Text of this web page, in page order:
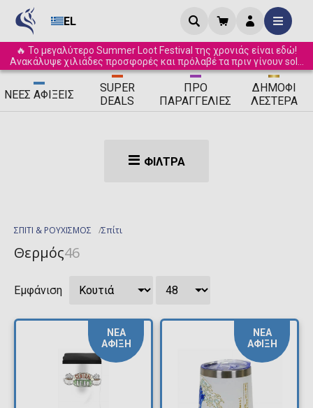
EL
🔥 Το μεγαλύτερο Summer Loot Festival της χρονιάς είναι εδώ!
Ανακάλυψε χιλιάδες προσφορές και πρόλαβέ τα πριν γίνουν sold
out! ☀️
ΝΈΕΣ ΑΦΊΞΕΙΣ
SUPER
DEALS
ΠΡΟ
ΠΑΡΑΓΓΕΛΊΕΣ
ΔΗΜΟΦΙ
ΛΈΣΤΕΡΑ
ΦΊΛΤΡΑ
ΣΠΙΤΙ & ΡΟΥΧΙΣΜΟΣ Σπίτι
Θερμός46
Εμφάνιση
ΝΕΑ
ΑΦΙΞΗ
ΝΕΑ
ΑΦΙΞΗ